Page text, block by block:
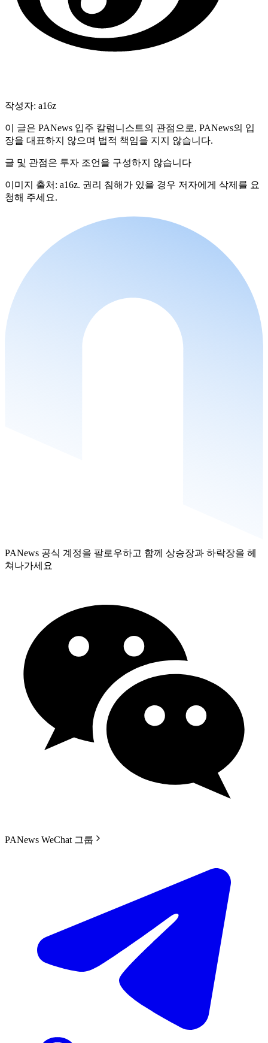
작성자: a16z
이 글은 PANews 입주 칼럼니스트의 관점으로, PANews의 입
장을 대표하지 않으며 법적 책임을 지지 않습니다.
글 및 관점은 투자 조언을 구성하지 않습니다
이미지 출처: a16z. 권리 침해가 있을 경우 저자에게 삭제를 요
청해 주세요.
PANews 공식 계정을 팔로우하고 함께 상승장과 하락장을 헤
쳐나가세요
PANews WeChat 그룹